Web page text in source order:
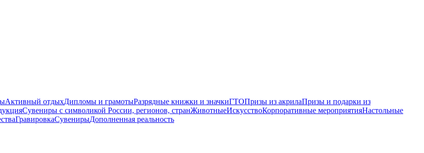
Активный отдыхДипломы и грамотыРазрядные книжки и значкиГТОПризы из акрилаПризы и подарки из
Сувениры с символикой России, регионов, странЖивотныеИскусствоКорпоративные мероприятияНастольные
ГравировкаСувенирыДополненная реальность